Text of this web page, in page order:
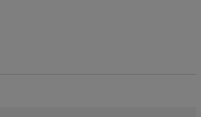
kosztów płatności